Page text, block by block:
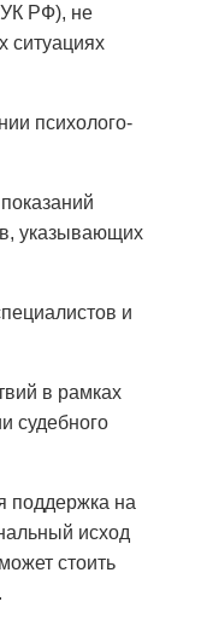
РФ), не
ситуациях
психолого-
указывающих
и
в рамках
судебного
поддержка на
исход
стоить